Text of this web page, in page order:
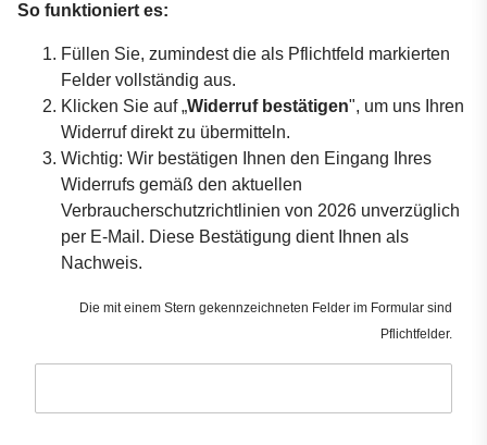
So funktioniert es:
Füllen Sie, zumindest die als Pflichtfeld markierten
Felder vollständig aus.
Klicken Sie auf „Widerruf bestätigen", um uns Ihren
Widerruf direkt zu übermitteln.
Wichtig: Wir bestätigen Ihnen den Eingang Ihres
Widerrufs gemäß den aktuellen
Verbraucherschutzrichtlinien von 2026 unverzüglich
per E-Mail. Diese Bestätigung dient Ihnen als
Nachweis.
Die mit einem Stern gekennzeichneten Felder im Formular sind
Pflichtfelder.